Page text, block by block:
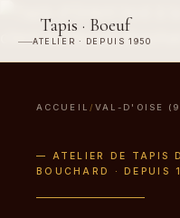
Tapis · Boeuf
ATELIER · DEPUIS 1950
ACCUEIL / VAL-D'OISE
— ATELIER DE TAPIS
BOUCHARD · DEPUIS